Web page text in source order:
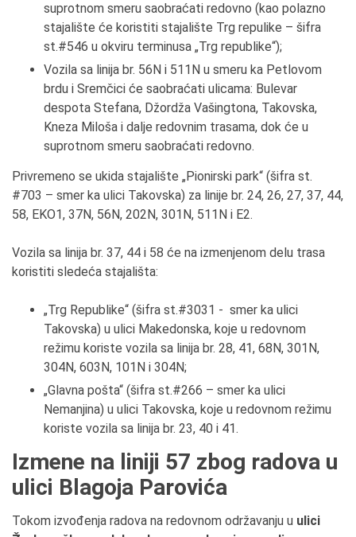
suprotnom smeru saobraćati redovno (kao polazno
stajalište će koristiti stajalište Trg repulike – šifra
st.#546 u okviru terminusa „Trg republike“);
Vozila sa linija br. 56N i 511N u smeru ka Petlovom
brdu i Sremčici će saobraćati ulicama: Bulevar
despota Stefana, Džordža Vašingtona, Takovska,
Kneza Miloša i dalje redovnim trasama, dok će u
suprotnom smeru saobraćati redovno.
Privremeno se ukida stajalište „Pionirski park“ (šifra st.
#703 – smer ka ulici Takovska) za linije br. 24, 26, 27, 37, 44,
58, EKO1, 37N, 56N, 202N, 301N, 511N i E2.
Vozila sa linija br. 37, 44 i 58 će na izmenjenom delu trasa
koristiti sledeća stajališta:
„Trg Republike“ (šifra st.#3031 - smer ka ulici
Takovska) u ulici Makedonska, koje u redovnom
režimu koriste vozila sa linija br. 28, 41, 68N, 301N,
304N, 603N, 101N i 304N;
„Glavna pošta“ (šifra st.#266 – smer ka ulici
Nemanjina) u ulici Takovska, koje u redovnom režimu
koriste vozila sa linija br. 23, 40 i 41.
Izmene na liniji 57 zbog radova u
ulici Blagoja Parovića
Tokom izvođenja radova na redovnom održavanju u ulici